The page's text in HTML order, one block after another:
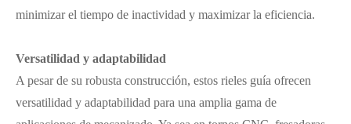
minimizar el tiempo de inactividad y maximizar la eficiencia.
Versatilidad y adaptabilidad
A pesar de su robusta construcción, estos rieles guía ofrecen
versatilidad y adaptabilidad para una amplia gama de